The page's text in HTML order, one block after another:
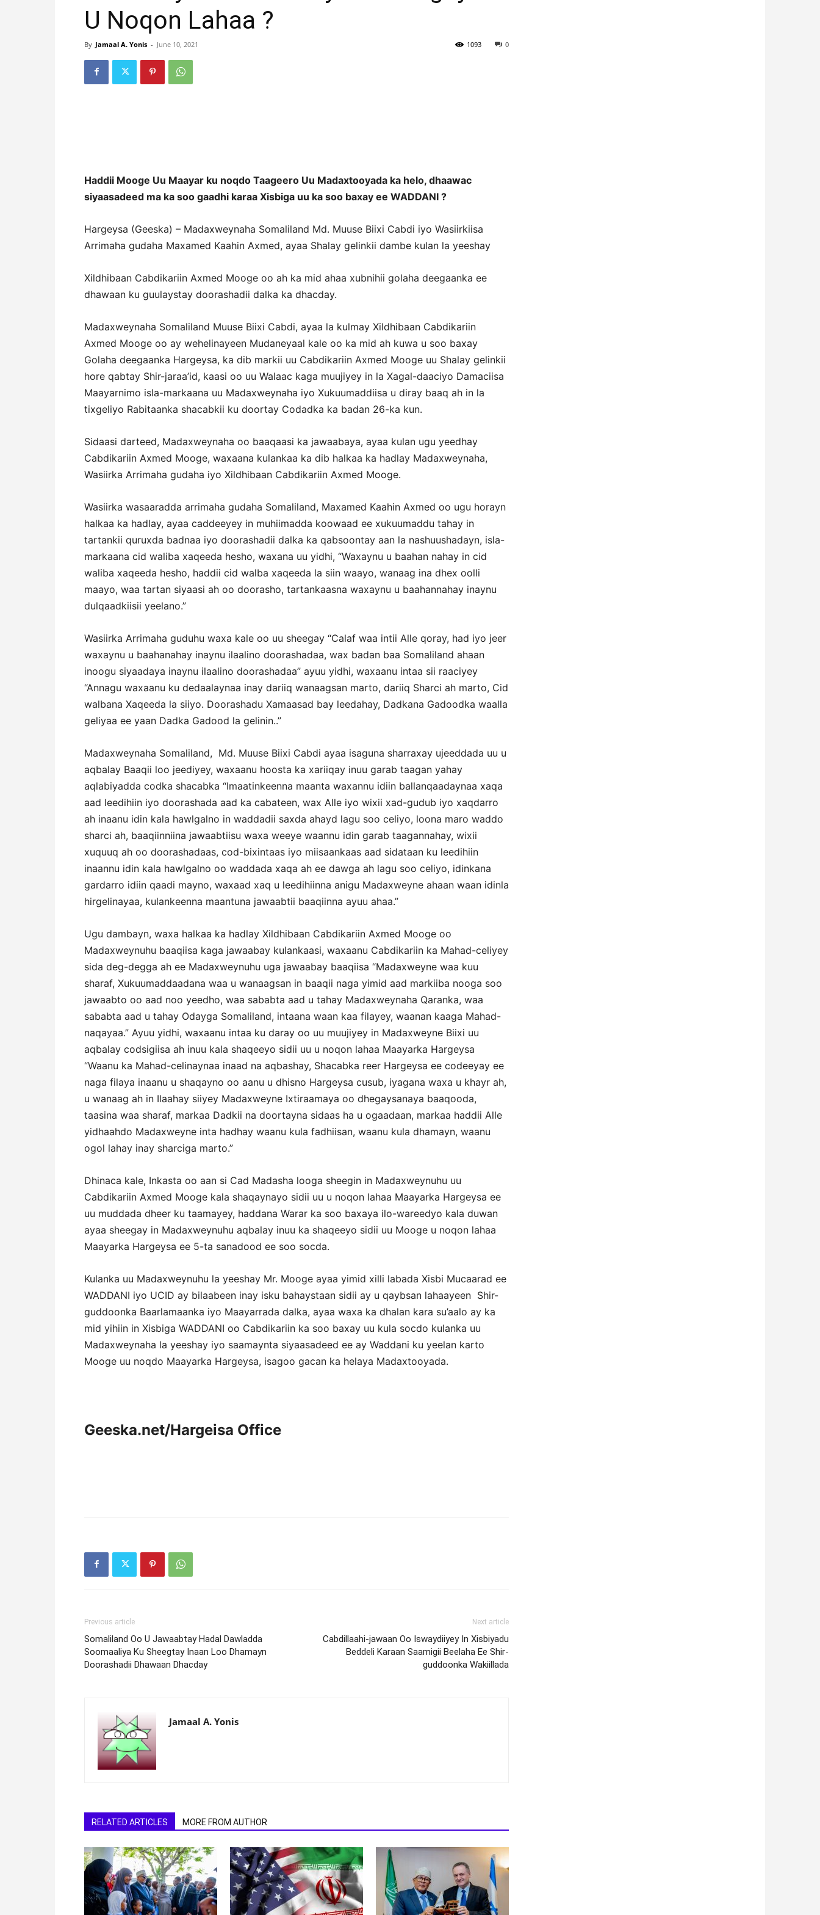
U Noqon Lahaa ?
By Jamaal A. Yonis - June 10, 2021 0
1093
Haddii Mooge Uu Maayar ku noqdo Taageero Uu Madaxtooyada ka helo, dhaawac
siyaasadeed ma ka soo gaadhi karaa Xisbiga uu ka soo baxay ee WADDANI ?
Hargeysa (Geeska) – Madaxweynaha Somaliland Md. Muuse Biixi Cabdi iyo Wasiirkiisa
Arrimaha gudaha Maxamed Kaahin Axmed, ayaa Shalay gelinkii dambe kulan la yeeshay
Xildhibaan Cabdikariin Axmed Mooge oo ah ka mid ahaa xubnihii golaha deegaanka ee
dhawaan ku guulaystay doorashadii dalka ka dhacday.
Madaxweynaha Somaliland Muuse Biixi Cabdi, ayaa la kulmay Xildhibaan Cabdikariin
Axmed Mooge oo ay wehelinayeen Mudaneyaal kale oo ka mid ah kuwa u soo baxay
Golaha deegaanka Hargeysa, ka dib markii uu Cabdikariin Axmed Mooge uu Shalay gelinkii
hore qabtay Shir-jaraa’id, kaasi oo uu Walaac kaga muujiyey in la Xagal-daaciyo Damaciisa
Maayarnimo isla-markaana uu Madaxweynaha iyo Xukuumaddiisa u diray baaq ah in la
tixgeliyo Rabitaanka shacabkii ku doortay Codadka ka badan 26-ka kun.
Sidaasi darteed, Madaxweynaha oo baaqaasi ka jawaabaya, ayaa kulan ugu yeedhay
Cabdikariin Axmed Mooge, waxaana kulankaa ka dib halkaa ka hadlay Madaxweynaha,
Wasiirka Arrimaha gudaha iyo Xildhibaan Cabdikariin Axmed Mooge.
Wasiirka wasaaradda arrimaha gudaha Somaliland, Maxamed Kaahin Axmed oo ugu horayn
halkaa ka hadlay, ayaa caddeeyey in muhiimadda koowaad ee xukuumaddu tahay in
tartankii quruxda badnaa iyo doorashadii dalka ka qabsoontay aan la nashuushadayn, isla-
markaana cid waliba xaqeeda hesho, waxana uu yidhi, “Waxaynu u baahan nahay in cid
waliba xaqeeda hesho, haddii cid walba xaqeeda la siin waayo, wanaag ina dhex oolli
maayo, waa tartan siyaasi ah oo doorasho, tartankaasna waxaynu u baahannahay inaynu
dulqaadkiisii yeelano.”
Wasiirka Arrimaha guduhu waxa kale oo uu sheegay “Calaf waa intii Alle qoray, had iyo jeer
waxaynu u baahanahay inaynu ilaalino doorashadaa, wax badan baa Somaliland ahaan
inoogu siyaadaya inaynu ilaalino doorashadaa” ayuu yidhi, waxaanu intaa sii raaciyey
“Annagu waxaanu ku dedaalaynaa inay dariiq wanaagsan marto, dariiq Sharci ah marto, Cid
walbana Xaqeeda la siiyo. Doorashadu Xamaasad bay leedahay, Dadkana Gadoodka waalla
geliyaa ee yaan Dadka Gadood la gelinin..”
Madaxweynaha Somaliland, Md. Muuse Biixi Cabdi ayaa isaguna sharraxay ujeeddada uu u
aqbalay Baaqii loo jeediyey, waxaanu hoosta ka xariiqay inuu garab taagan yahay
aqlabiyadda codka shacabka “Imaatinkeenna maanta waxannu idiin ballanqaadaynaa xaqa
aad leedihiin iyo doorashada aad ka cabateen, wax Alle iyo wixii xad-gudub iyo xaqdarro
ah inaanu idin kala hawlgalno in waddadii saxda ahayd lagu soo celiyo, loona maro waddo
sharci ah, baaqiinniina jawaabtiisu waxa weeye waannu idin garab taagannahay, wixii
xuquuq ah oo doorashadaas, cod-bixintaas iyo miisaankaas aad sidataan ku leedihiin
inaannu idin kala hawlgalno oo waddada xaqa ah ee dawga ah lagu soo celiyo, idinkana
gardarro idiin qaadi mayno, waxaad xaq u leedihiinna anigu Madaxweyne ahaan waan idinla
hirgelinayaa, kulankeenna maantuna jawaabtii baaqiinna ayuu ahaa.”
Ugu dambayn, waxa halkaa ka hadlay Xildhibaan Cabdikariin Axmed Mooge oo
Madaxweynuhu baaqiisa kaga jawaabay kulankaasi, waxaanu Cabdikariin ka Mahad-celiyey
sida deg-degga ah ee Madaxweynuhu uga jawaabay baaqiisa “Madaxweyne waa kuu
sharaf, Xukuumaddaadana waa u wanaagsan in baaqii naga yimid aad markiiba nooga soo
jawaabto oo aad noo yeedho, waa sababta aad u tahay Madaxweynaha Qaranka, waa
sababta aad u tahay Odayga Somaliland, intaana waan kaa filayey, waanan kaaga Mahad-
naqayaa.” Ayuu yidhi, waxaanu intaa ku daray oo uu muujiyey in Madaxweyne Biixi uu
aqbalay codsigiisa ah inuu kala shaqeeyo sidii uu u noqon lahaa Maayarka Hargeysa
“Waanu ka Mahad-celinaynaa inaad na aqbashay, Shacabka reer Hargeysa ee codeeyay ee
naga filaya inaanu u shaqayno oo aanu u dhisno Hargeysa cusub, iyagana waxa u khayr ah,
u wanaag ah in Ilaahay siiyey Madaxweyne Ixtiraamaya oo dhegaysanaya baaqooda,
taasina waa sharaf, markaa Dadkii na doortayna sidaas ha u ogaadaan, markaa haddii Alle
yidhaahdo Madaxweyne inta hadhay waanu kula fadhiisan, waanu kula dhamayn, waanu
ogol lahay inay sharciga marto.”
Dhinaca kale, Inkasta oo aan si Cad Madasha looga sheegin in Madaxweynuhu uu
Cabdikariin Axmed Mooge kala shaqaynayo sidii uu u noqon lahaa Maayarka Hargeysa ee
uu muddada dheer ku taamayey, haddana Warar ka soo baxaya ilo-wareedyo kala duwan
ayaa sheegay in Madaxweynuhu aqbalay inuu ka shaqeeyo sidii uu Mooge u noqon lahaa
Maayarka Hargeysa ee 5-ta sanadood ee soo socda.
Kulanka uu Madaxweynuhu la yeeshay Mr. Mooge ayaa yimid xilli labada Xisbi Mucaarad ee
WADDANI iyo UCID ay bilaabeen inay isku bahaystaan sidii ay u qaybsan lahaayeen Shir-
guddoonka Baarlamaanka iyo Maayarrada dalka, ayaa waxa ka dhalan kara su’aalo ay ka
mid yihiin in Xisbiga WADDANI oo Cabdikariin ka soo baxay uu kula socdo kulanka uu
Madaxweynaha la yeeshay iyo saamaynta siyaasadeed ee ay Waddani ku yeelan karto
Mooge uu noqdo Maayarka Hargeysa, isagoo gacan ka helaya Madaxtooyada.
Geeska.net/Hargeisa Office
Previous article
Somaliland Oo U Jawaabtay Hadal Dawladda
Soomaaliya Ku Sheegtay Inaan Loo Dhamayn
Doorashadii Dhawaan Dhacday
Next article
Cabdillaahi-jawaan Oo Iswaydiiyey In Xisbiyadu
Beddeli Karaan Saamigii Beelaha Ee Shir-
guddoonka Wakiillada
Jamaal A. Yonis
RELATED ARTICLES MORE FROM AUTHOR